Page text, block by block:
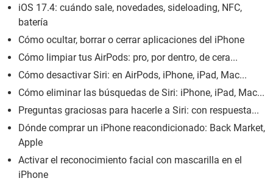
iOS 17.4: cuándo sale, novedades, sideloading, NFC,
batería
Cómo ocultar, borrar o cerrar aplicaciones del iPhone
Cómo limpiar tus AirPods: pro, por dentro, de cera...
Cómo desactivar Siri: en AirPods, iPhone, iPad, Mac...
Cómo eliminar las búsquedas de Siri: iPhone, iPad, Mac...
Preguntas graciosas para hacerle a Siri: con respuesta...
Dónde comprar un iPhone reacondicionado: Back Market,
Apple
Activar el reconocimiento facial con mascarilla en el
iPhone